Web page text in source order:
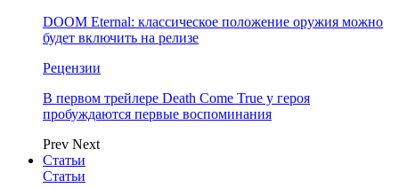
DOOM Eternal: классическое положение оружия можно
будет включить на релизе
Рецензии
В первом трейлере Death Come True у героя
пробуждаются первые воспоминания
Prev Next
Статьи
Статьи